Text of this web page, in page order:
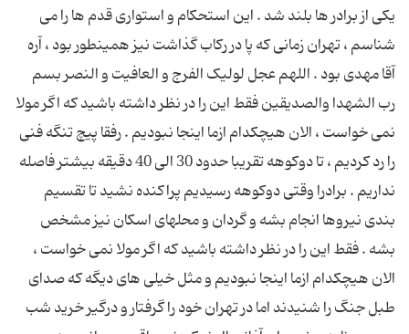
یکی از برادر ها بلند شد . این استحکام و استواری قدم ها را می
شناسم ، تهران زمانی که پا در رکاب گذاشت نیز همینطور بود ، آره
آقا مهدی بود . اللهم عجل لولیک الفرج و العافیت و النصر بسم
رب الشهدا والصدیقین فقط این را در نظر داشته باشید که اگر مولا
نمی خواست ، الان هیچکدام ازما اینجا نبودیم . رفقا پیچ تنگه فنی
را رد کردیم ، تا دوکوهه تقریبا حدود 30 الی 40 دقیقه بیشتر فاصله
نداریم . برادرا وقتی دوکوهه رسیدیم پراکنده نشید تا تقسیم
بندی نیروها انجام بشه و گردان و محلهای اسکان نیز مشخص
بشه . فقط این را در نظر داشته باشید که اگر مولا نمی خواست ،
الان هیچکدام ازما اینجا نبودیم و مثل خیلی های دیگه که صدای
طبل جنگ را شنیدند اما در تهران خود را گرفتار و درگیر خرید شب